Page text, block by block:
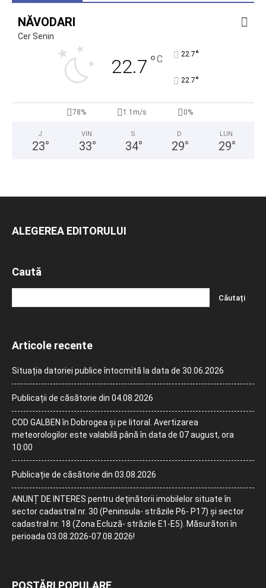
NĂVODARI
Cer Senin
22.7 °C 22.7°
22.7°
78% 1.1m/s 0%
J
23°
VIN
33°
S
34°
D
29°
LUN
29°
ALEGEREA EDITORULUI
Caută
Articole recente
Situația datoriei publice întocmită la data de 30.06.2026
Publicații de căsătorie din 04.08.2026
COD GALBEN în Dobrogea și pe litoral. Avertizarea
meteorologilor este valabilă până în data de 07 august, ora
10:00
Publicație de căsătorie din 03.08.2026
ANUNȚ DE INTERES pentru deținătorii imobilelor situate în
sector cadastral nr. 30 (Peninsula- străzile P6- P17) și sector
cadastral nr. 18 (Zona Ecluză- străzile E1-E5). Măsurători în
perioada 03.08.2026-07.08.2026!
POSTĂRI POPULARE